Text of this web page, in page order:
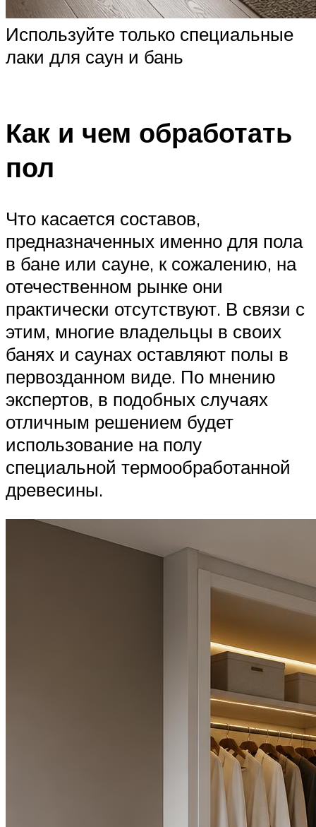
Используйте только специальные
лаки для саун и бань
Как и чем обработать
пол
Что касается составов,
предназначенных именно для пола
в бане или сауне, к сожалению, на
отечественном рынке они
практически отсутствуют. В связи с
этим, многие владельцы в своих
банях и саунах оставляют полы в
первозданном виде. По мнению
экспертов, в подобных случаях
отличным решением будет
использование на полу
специальной термообработанной
древесины.